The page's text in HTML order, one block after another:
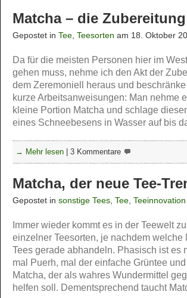
Matcha – die Zubereitung
Gepostet in Tee Teesorten am 18. Oktober
Da für die meisten Personen hier im
gehen muss, nehme ich den Akt der
dem Zeremoniell heraus und
kurze Arbeitsanweisungen: Man nehme
kleine Portion Matcha und schlage
eines Schneebesens in Wasser auf bis
→ Mehr lesen 3 Kommentare
Matcha, der neue Tee-
Gepostet in sonstige Tees Tee Teeinnovation
Immer wieder kommt es in der Teewelt
einzelner Teesorten, je nachdem
Tees gerade abhandeln. Phasisch ist es
mal Puerh, mal der einfache Grüntee
Matcha, der als wahres Wundermittel
helfen soll. Dementsprechend taucht